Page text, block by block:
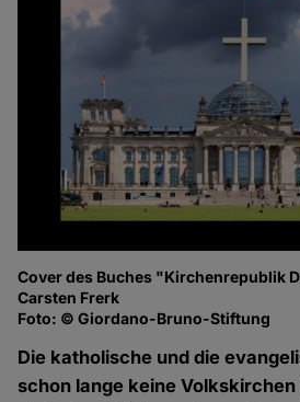
Cover des Buches "Kirchenrepublik
Carsten Frerk
Foto: © Giordano-Bruno-Stiftung
Die katholische und die
schon lange keine